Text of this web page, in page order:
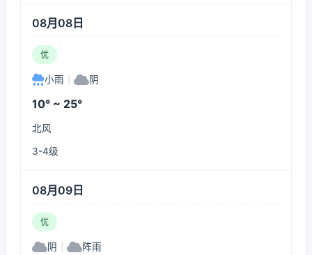
08月08日
优
小雨 阴
10° ~ 25°
北风
3-4级
08月09日
优
阴 阵雨